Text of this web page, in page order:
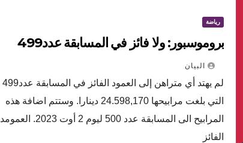
رياضة
بروموسبور: ولا فائز في المسابقة عدد499
البيان
لم يهتد أي متراهن إلى العمود الفائز في المسابقة عدد499
التي بلغت مرابيحها 24.598,170 دينارا. وستتم اضافة هذه
المرابيح الى المسابقة عدد 500 ليوم 2 أوت 2023. العمومد
الفائز